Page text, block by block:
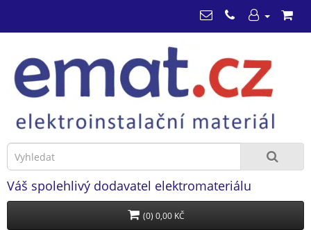
Váš spolehlivý dodavatel elektromateriálu
(0) 0,00 KČ